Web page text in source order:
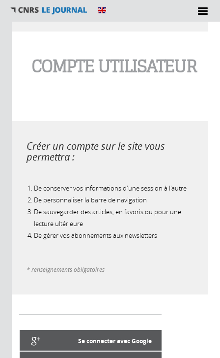
COMPTE UTILISATEUR
Créer un compte sur le site vous
permettra :
De conserver vos informations d'une session à l'autre
De personnaliser la barre de navigation
De sauvegarder des articles, en favoris ou pour une
lecture ultérieure
De gérer vos abonnements aux newsletters
* renseignements obligatoires
Se connecter avec Google